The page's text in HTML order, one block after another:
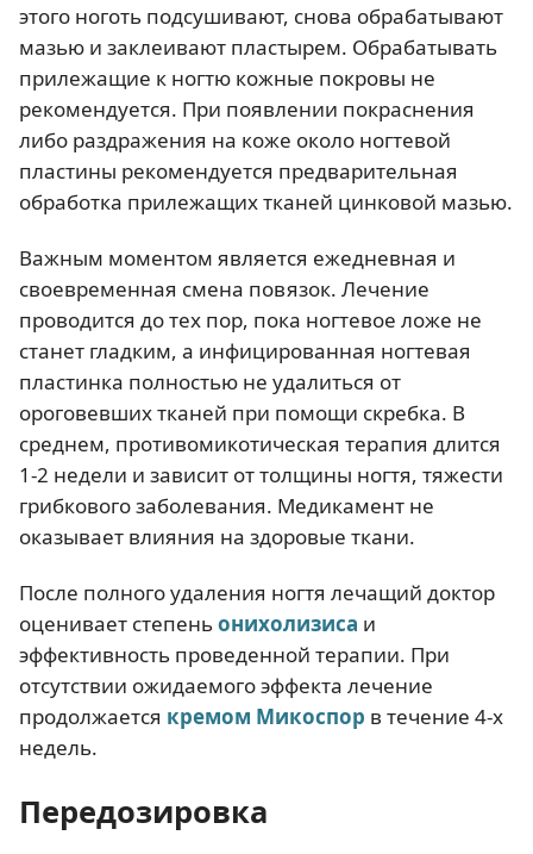
этого ноготь подсушивают, снова обрабатывают
мазью и заклеивают пластырем. Обрабатывать
прилежащие к ногтю кожные покровы не
рекомендуется. При появлении покраснения
либо раздражения на коже около ногтевой
пластины рекомендуется предварительная
обработка прилежащих тканей цинковой мазью.
Важным моментом является ежедневная и
своевременная смена повязок. Лечение
проводится до тех пор, пока ногтевое ложе не
станет гладким, а инфицированная ногтевая
пластинка полностью не удалиться от
ороговевших тканей при помощи скребка. В
среднем, противомикотическая терапия длится
1-2 недели и зависит от толщины ногтя, тяжести
грибкового заболевания. Медикамент не
оказывает влияния на здоровые ткани.
После полного удаления ногтя лечащий доктор
оценивает степеньонихолизиса и
эффективность проведенной терапии. При
отсутствии ожидаемого эффекта лечение
продолжается кремом Микоспор в течение 4-х
недель.
Передозировка